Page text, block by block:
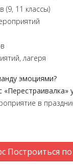
(9, 11 классы)
лагеря
эмоциями?
в
Построиться по